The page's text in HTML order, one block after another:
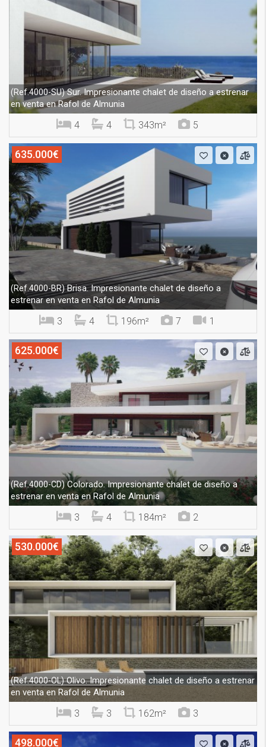
(Ref.4000-SU)Sur. Impresionante chalet de diseño a estrenar
en venta en Rafol de Almunia
4 4 343m² 5
635.000€
(Ref.4000-BR)Brisa. Impresionante chalet de diseño a
estrenar en venta en Rafol de Almunia
3 4 196m² 7 1
625.000€
(Ref.4000-CD)Colorado. Impresionante chalet de diseño a
estrenar en venta en Rafol de Almunia
3 4 184m² 2
530.000€
(Ref.4000-OL)Olivo. Impresionante chalet de diseño a estrenar
en venta en Rafol de Almunia
3 3 162m² 3
498.000€